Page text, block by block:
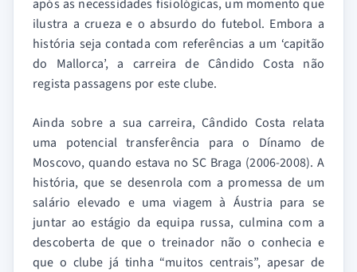
após as necessidades fisiológicas, um momento que
ilustra a crueza e o absurdo do futebol. Embora a
história seja contada com referências a um ‘capitão
do Mallorca’, a carreira de Cândido Costa não
regista passagens por este clube.
Ainda sobre a sua carreira, Cândido Costa relata
uma potencial transferência para o Dínamo de
Moscovo, quando estava no SC Braga (2006-2008). A
história, que se desenrola com a promessa de um
salário elevado e uma viagem à Áustria para se
juntar ao estágio da equipa russa, culmina com a
descoberta de que o treinador não o conhecia e
que o clube já tinha “muitos centrais”, apesar de